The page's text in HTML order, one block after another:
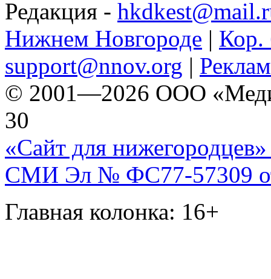
Редакция -
Нижнем Новгороде | Кор.
support@nnov.org |
© 2001—2026 ООО
30
«Сайт для нижегородцев»
СМИ Эл № ФС77-57309
Главная колонка: 16+